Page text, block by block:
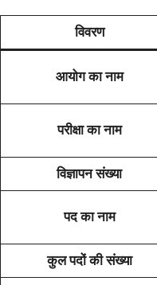
विवरण
आयोग का नाम
परीक्षा का नाम
विज्ञापन संख्या
पद का नाम
कुल पदों की संख्या